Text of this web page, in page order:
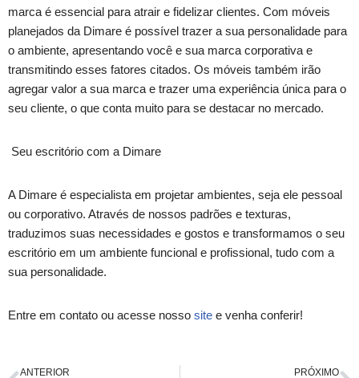
marca é essencial para atrair e fidelizar clientes. Com móveis
planejados da Dimare é possível trazer a sua personalidade para
o ambiente, apresentando você e sua marca corporativa e
transmitindo esses fatores citados. Os móveis também irão
agregar valor a sua marca e trazer uma experiência única para o
seu cliente, o que conta muito para se destacar no mercado.
Seu escritório com a Dimare
A Dimare é especialista em projetar ambientes, seja ele pessoal
ou corporativo. Através de nossos padrões e texturas,
traduzimos suas necessidades e gostos e transformamos o seu
escritório em um ambiente funcional e profissional, tudo com a
sua personalidade.
Entre em contato ou acesse nosso site e venha conferir!
ANTERIOR PRÓXIMO